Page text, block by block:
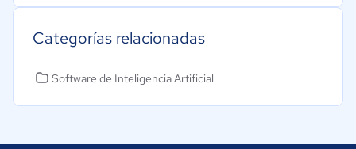
Categorías relacionadas
Software de Inteligencia Artificial